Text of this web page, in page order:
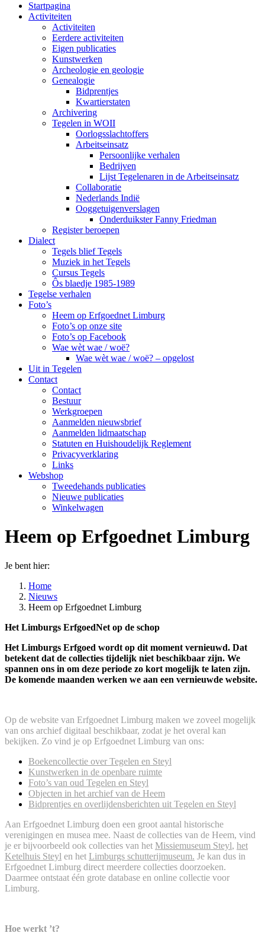
Startpagina
Activiteiten
Activiteiten
Eerdere activiteiten
Eigen publicaties
Kunstwerken
Archeologie en geologie
Genealogie
Bidprentjes
Kwartierstaten
Archivering
Tegelen in WOII
Oorlogsslachtoffers
Arbeitseinsatz
Persoonlijke verhalen
Bedrijven
Lijst Tegelenaren in de Arbeitseinsatz
Collaboratie
Nederlands Indië
Ooggetuigenverslagen
Onderduikster Fanny Friedman
Register beroepen
Dialect
Tegels blief Tegels
Muziek in het Tegels
Cursus Tegels
Ôs blaedje 1985-1989
Tegelse verhalen
Foto’s
Heem op Erfgoednet Limburg
Foto’s op onze site
Foto’s op Facebook
Wae wèt wae / woë?
Wae wèt wae / woë? – opgelost
Uit in Tegelen
Contact
Contact
Bestuur
Werkgroepen
Aanmelden nieuwsbrief
Aanmelden lidmaatschap
Statuten en Huishoudelijk Reglement
Privacyverklaring
Links
Webshop
Tweedehands publicaties
Nieuwe publicaties
Winkelwagen
Heem op Erfgoednet Limburg
Je bent hier:
Home
Nieuws
Heem op Erfgoednet Limburg
Het Limburgs ErfgoedNet op de schop
Het Limburgs Erfgoed wordt op dit moment vernieuwd. Dat
betekent dat de collecties tijdelijk niet beschikbaar zijn. We
spannen ons in om deze periode zo kort mogelijk te laten zijn.
De komende maanden werken we aan een vernieuwde website.
Op de website van Erfgoednet Limburg maken we zoveel mogelijk
van ons archief digitaal beschikbaar, zodat je het overal kan
bekijken. Zo vind je op Erfgoednet Limburg van ons:
Boekencollectie over Tegelen en Steyl
Kunstwerken in de openbare ruimte
Foto’s van oud Tegelen en Steyl
Objecten in het archief van de Heem
Bidprentjes en overlijdensberichten uit Tegelen en Steyl
Aan Erfgoednet Limburg doen een groot aantal historische
verenigingen en musea mee. Naast de collecties van de Heem, vind
je er bijvoorbeeld ook collecties van het Missiemuseum Steyl, het
Ketelhuis Steyl en het Limburgs schutterijmuseum. Je kan dus in
Erfgoednet Limburg direct meerdere collecties doorzoeken.
Daarmee ontstaat één grote database en online collectie voor
Limburg.
Hoe werkt ’t?